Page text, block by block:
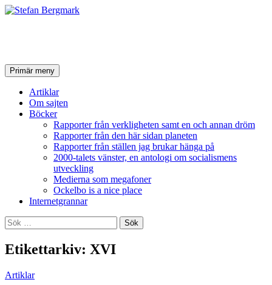
SökPrimär meny Hoppa
till
innehåll
Artiklar
Om sajten
Böcker
Rapporter från verkligheten samt en och annan dröm
Rapporter från den här sidan planeten
Rapporter från ställen jag brukar hänga på
2000-talets vänster, en antologi om socialismens
utveckling
Medierna som megafoner
Ockelbo is a nice place
Internetgrannar
Sök
efter:
Etikettarkiv: XVI
Artiklar